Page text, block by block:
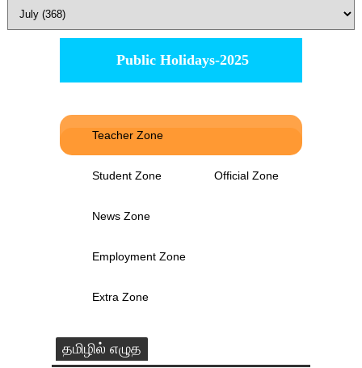
Public Holidays-2025
Teacher Zone
Student Zone Official Zone
News Zone
Employment Zone
Extra Zone
தமிழில் எழுத